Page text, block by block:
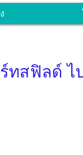
ทสฟิลด์ ไ